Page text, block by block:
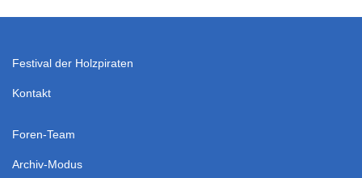
Festival der Holzpiraten
Kontakt
Foren-Team
Archiv-Modus